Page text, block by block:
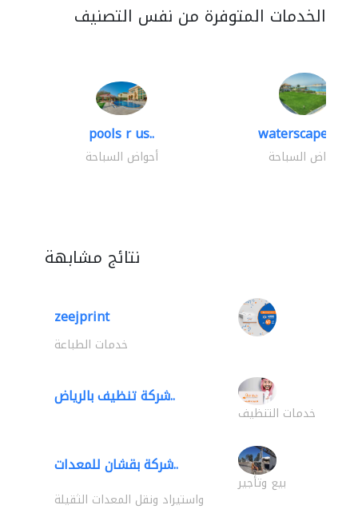
الخدمات المتوفرة من نفس التصنيف
pools r us..
أحواض السباحة
waterscapes llc
أحواض السباحة
نتائج مشابهة
zeejprint
خدمات الطباعة
شركة تنظيف بالرياض..
خدمات التنظيف
شركة بقشان للمعدات..
بيع وتأجير
واستيراد ونقل المعدات الثقيلة